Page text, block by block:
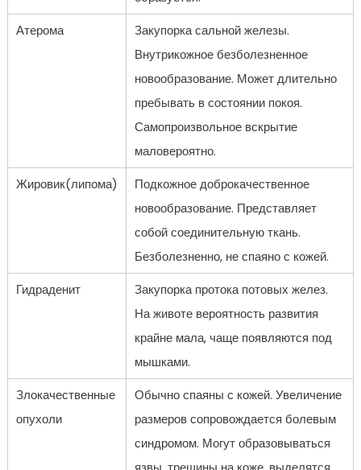
Атерома
Закупорка сальной железы.
Внутрикожное безболезненное
новообразование. Может длительно
пребывать в состоянии покоя.
Самопроизвольное вскрытие
маловероятно.
Жировик(липома)
Подкожное доброкачественное
новообразование. Представляет
собой соединительную ткань.
Безболезненно, не спаяно с кожей.
Гидраденит
Закупорка протока потовых желез.
На животе вероятность развития
крайне мала, чаще появляются под
мышками.
Злокачественные
опухоли
Обычно спаяны с кожей. Увеличение
размеров сопровождается болевым
синдромом. Могут образовываться